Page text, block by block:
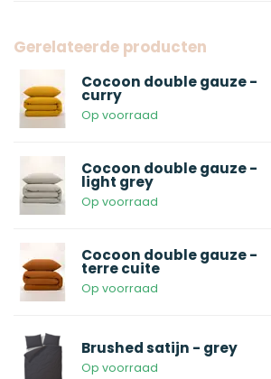
Gerelateerde producten
Cocoon double gauze -
curry
Op voorraad
Cocoon double gauze -
light grey
Op voorraad
Cocoon double gauze -
terre cuite
Op voorraad
Brushed satijn - grey
Op voorraad